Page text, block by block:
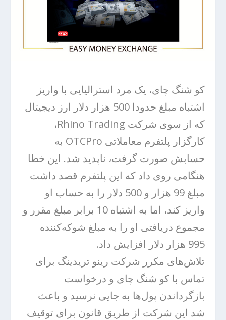
کو شنگ چای، یک مرد استرالیایی با واریز
اشتباه مبلغ حدودا 500 هزار دلار ارز دیجیتال
که از سوی شرکت Rhino Trading،
کارگزار پلتفرم معاملاتی OTCPro به
حسابش صورت گرفت، ناپدید شد. این خطا
هنگامی روی داد که این پلتفرم قصد داشت
مبلغ 99 هزار و 500 دلار را به حساب او
واریز کند، اما به اشتباه 10 برابر مبلغ مقرر و
مجموع دریافتی او را به مبلغ شوکه‌کننده
995 هزار دلار افزایش داد.
تلاش‌های مکرر شرکت رینو تریدینگ برای
تماس با کو شنگ چای و درخواست
بازگرداندن پول‌ها به جایی نرسید و باعث
شد این شرکت از طریق قانون برای توقیف